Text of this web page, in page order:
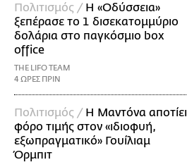
Πολιτισμός / Η «Οδύσσεια»
ξεπέρασε το 1 δισεκατομμύριο
δολάρια στο παγκόσμιο box
office
THE LIFO TEAM
4 ΩΡΕΣ ΠΡΙΝ
Πολιτισμός / Η Μαντόνα αποτίει
φόρο τιμής στον «ιδιοφυή,
εξωπραγματικό» Γουίλιαμ
Όρμπιτ